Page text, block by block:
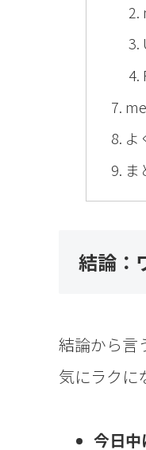
よ
ま
結論：
結論から言
気にラクに
今日中